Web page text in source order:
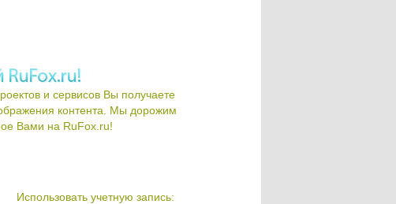
и сервисов Вы получаете
контента. Мы дорожим
Вами на RuFox.ru!
Использовать учетную запись: